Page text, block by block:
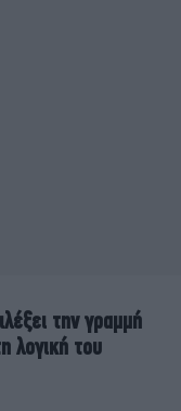
την γραμμή
λογική του